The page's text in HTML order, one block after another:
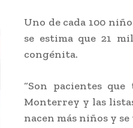
Uno de cada 100
se estima que 21
congénita.
“Son pacientes
Monterrey y las
nacen más niños y